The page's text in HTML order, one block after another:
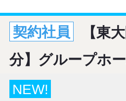
契約社員
【東
分】グループホ
NEW!